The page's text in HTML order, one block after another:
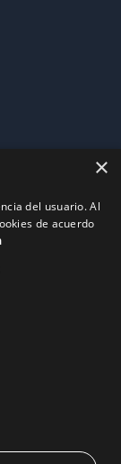
×
del usuario. Al
de acuerdo